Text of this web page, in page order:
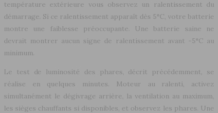
température extérieure vous observez un ralentissement du
démarrage. Si ce ralentissement apparaît dès 5°C, votre batterie
montre une faiblesse préoccupante. Une batterie saine ne
devrait montrer aucun signe de ralentissement avant -5°C au
minimum.
Le test de luminosité des phares, décrit précédemment, se
réalise en quelques minutes. Moteur au ralenti, activez
simultanément le dégivrage arrière, la ventilation au maximum,
les sièges chauffants si disponibles, et observez les phares. Une